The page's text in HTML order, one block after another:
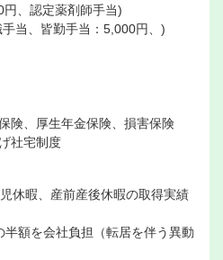
、認定薬剤師手当)
当、皆勤手当：5,000円、)
険、厚生年金保険、損害保険
社宅制度
休暇、産前産後休暇の取得実績
額を会社負担（転居を伴う異動